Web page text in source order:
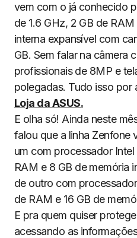
vem com o já conhecido
de 1.6 GHz, 2 GB de
interna expansível com
GB. Sem falar na câmera
profissionais de 8MP e
polegadas. Tudo isso por
Loja da ASUS.
E olha só! Ainda neste
falou que a linha Zenfone
um com processador Intel
RAM e 8 GB de memória
de outro com
de RAM e 16 GB de
E pra quem quiser
acessando as